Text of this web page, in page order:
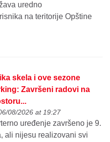
uredno
na teritorije Opštine
skela i ove sezone
Završeni radovi na
08/2026 at 19:27
uređenje završeno je 9.
ali nijesu realizovani svi